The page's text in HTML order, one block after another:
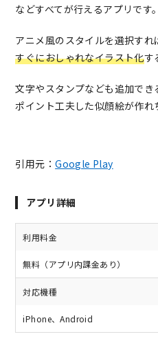
などすべてが行えるアプリです。
アニメ風のスタイルを選択すれ
すぐにおしゃれなイラスト化す
文字やスタンプなども追加で
ポイント工夫した似顔絵が作れ
引用元：Google Play
アプリ詳細
利用料金
無料（アプリ内課金あり）
対応機種
iPhone、Android